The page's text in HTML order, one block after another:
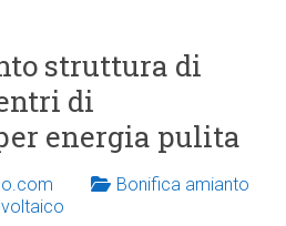
struttura di
di
energia pulita
Bonifica amianto